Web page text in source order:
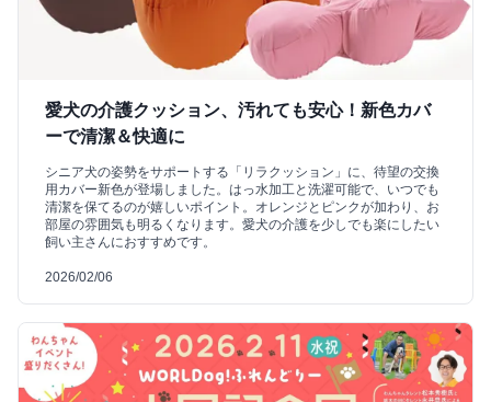
愛犬の介護クッション、汚れても安心！新色カバ
ーで清潔＆快適に
シニア犬の姿勢をサポートする「リラクッション」に、待望の交換
用カバー新色が登場しました。はっ水加工と洗濯可能で、いつでも
清潔を保てるのが嬉しいポイント。オレンジとピンクが加わり、お
部屋の雰囲気も明るくなります。愛犬の介護を少しでも楽にしたい
飼い主さんにおすすめです。
2026/02/06